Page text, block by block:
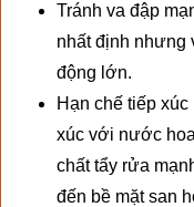
Tránh va đập
nhất định nhưng
động lớn.
Hạn chế tiếp
xúc với nước
chất tẩy rửa
đến bề mặt san